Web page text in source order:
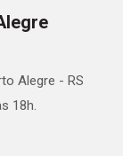
Alegre - RS
18h.